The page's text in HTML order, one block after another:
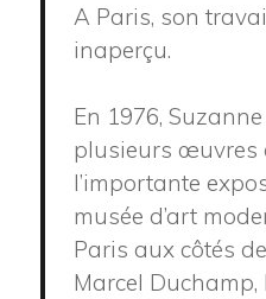
A Paris, son
inaperçu.
En 1976,
plusieurs œuvres
l’importante
musée d’art
Paris aux côtés
Marcel